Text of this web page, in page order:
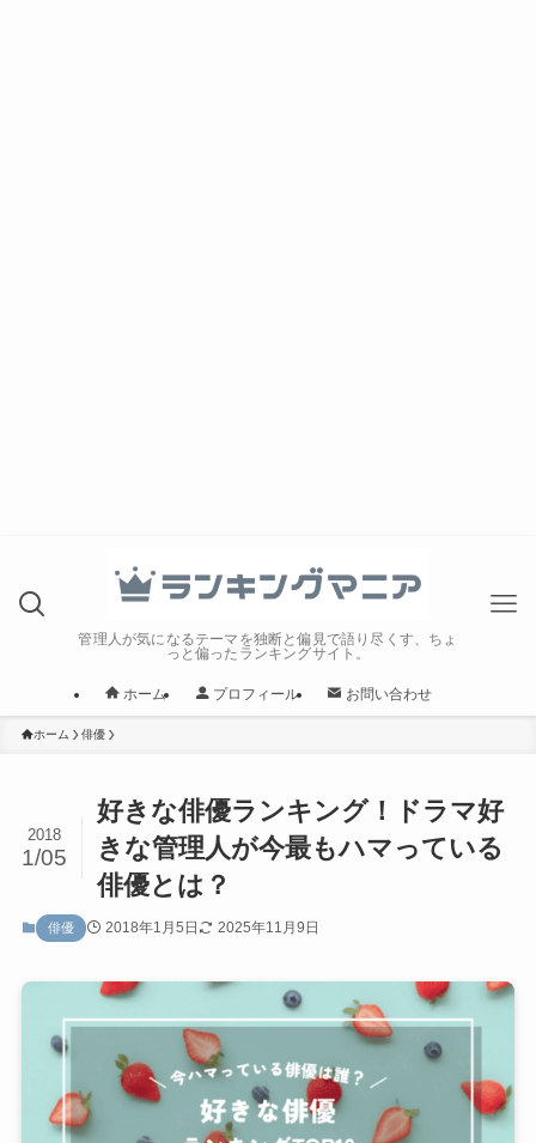
管理人が気になるテーマを独断と偏見で語り尽くす、ちょ
っと偏ったランキングサイト。
ホーム プロフィール お問い合わせ
ホーム 俳優
好きな俳優ランキング！ドラマ好
きな管理人が今最もハマっている
俳優とは？
2018
1/05
俳優 2018年1月5日 2025年11月9日